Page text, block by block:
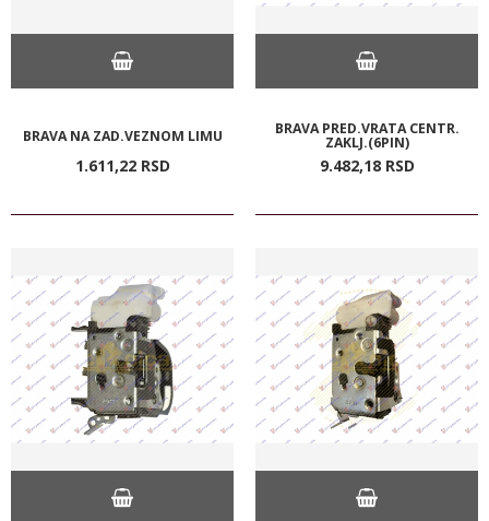
BRAVA NA ZAD.VEZNOM LIMU
1.611,22 RSD
BRAVA PRED.VRATA CENTR.
ZAKLJ.(6PIN)
9.482,18 RSD